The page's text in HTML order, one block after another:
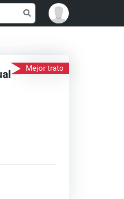
Mejor trato